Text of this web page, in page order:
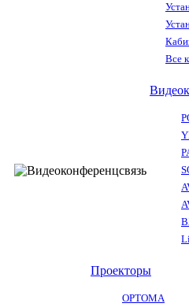
Все
Проекторы
OPTOMA